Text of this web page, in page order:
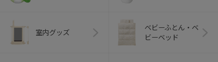
室内グッズ
ベビーふとん・ベ
ビーベッド